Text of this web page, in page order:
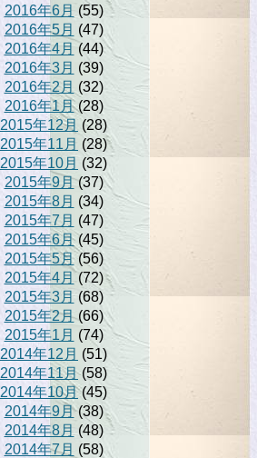
2016年6月 (55)
2016年5月 (47)
2016年4月 (44)
2016年3月 (39)
2016年2月 (32)
2016年1月(28)
2015年12月 (28)
2015年11月 (28)
2015年10月 (32)
2015年9月(37)
2015年8月 (34)
2015年7月 (47)
2015年6月(45)
2015年5月(56)
2015年4月 (72)
2015年3月(68)
2015年2月(66)
2015年1月 (74)
2014年12月 (51)
2014年11月(58)
2014年10月(45)
2014年9月(38)
2014年8月(48)
2014年7月 (58)